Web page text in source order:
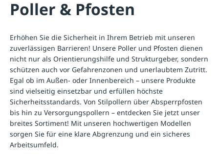
Poller & Pfosten
Erhöhen Sie die Sicherheit in Ihrem Betrieb mit unseren
zuverlässigen Barrieren! Unsere Poller und Pfosten dienen
nicht nur als Orientierungshilfe und Strukturgeber, sondern
schützen auch vor Gefahrenzonen und unerlaubtem Zutritt.
Egal ob im Außen- oder Innenbereich – unsere Produkte
sind vielseitig einsetzbar und erfüllen höchste
Sicherheitsstandards. Von Stilpollern über Absperrpfosten
bis hin zu Versorgungspollern – entdecken Sie jetzt unser
breites Sortiment! Mit unseren hochwertigen Modellen
sorgen Sie für eine klare Abgrenzung und ein sicheres
Arbeitsumfeld.